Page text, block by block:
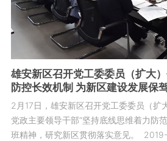
雄安新区召开党工委委员（扩大
防控长效机制 为新区建设发展保
2月17日，雄安新区召开党工委委员（扩
党政主要领导干部“坚持底线思维着力防
班精神，研究新区贯彻落实意见。